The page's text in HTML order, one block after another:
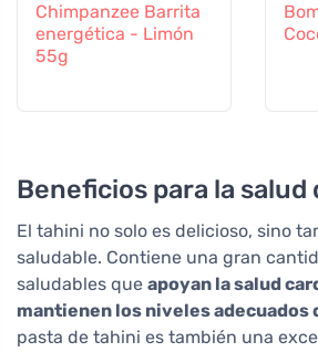
Chimpanzee Barrita
energética - Limón
55g
Beneficios para la salud
El tahini no solo es delicioso, sino
saludable. Contiene una gran
saludables que apoyan la salud
mantienen los niveles adecuados
pasta de tahini es también una